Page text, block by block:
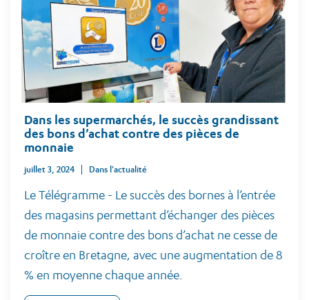
Dans les supermarchés, le succès grandissant
des bons d’achat contre des pièces de
monnaie
juillet 3, 2024 Dans l'actualité
Le Télégramme - Le succès des bornes à l’entrée
des magasins permettant d’échanger des pièces
de monnaie contre des bons d’achat ne cesse de
croître en Bretagne, avec une augmentation de 8
% en moyenne chaque année.